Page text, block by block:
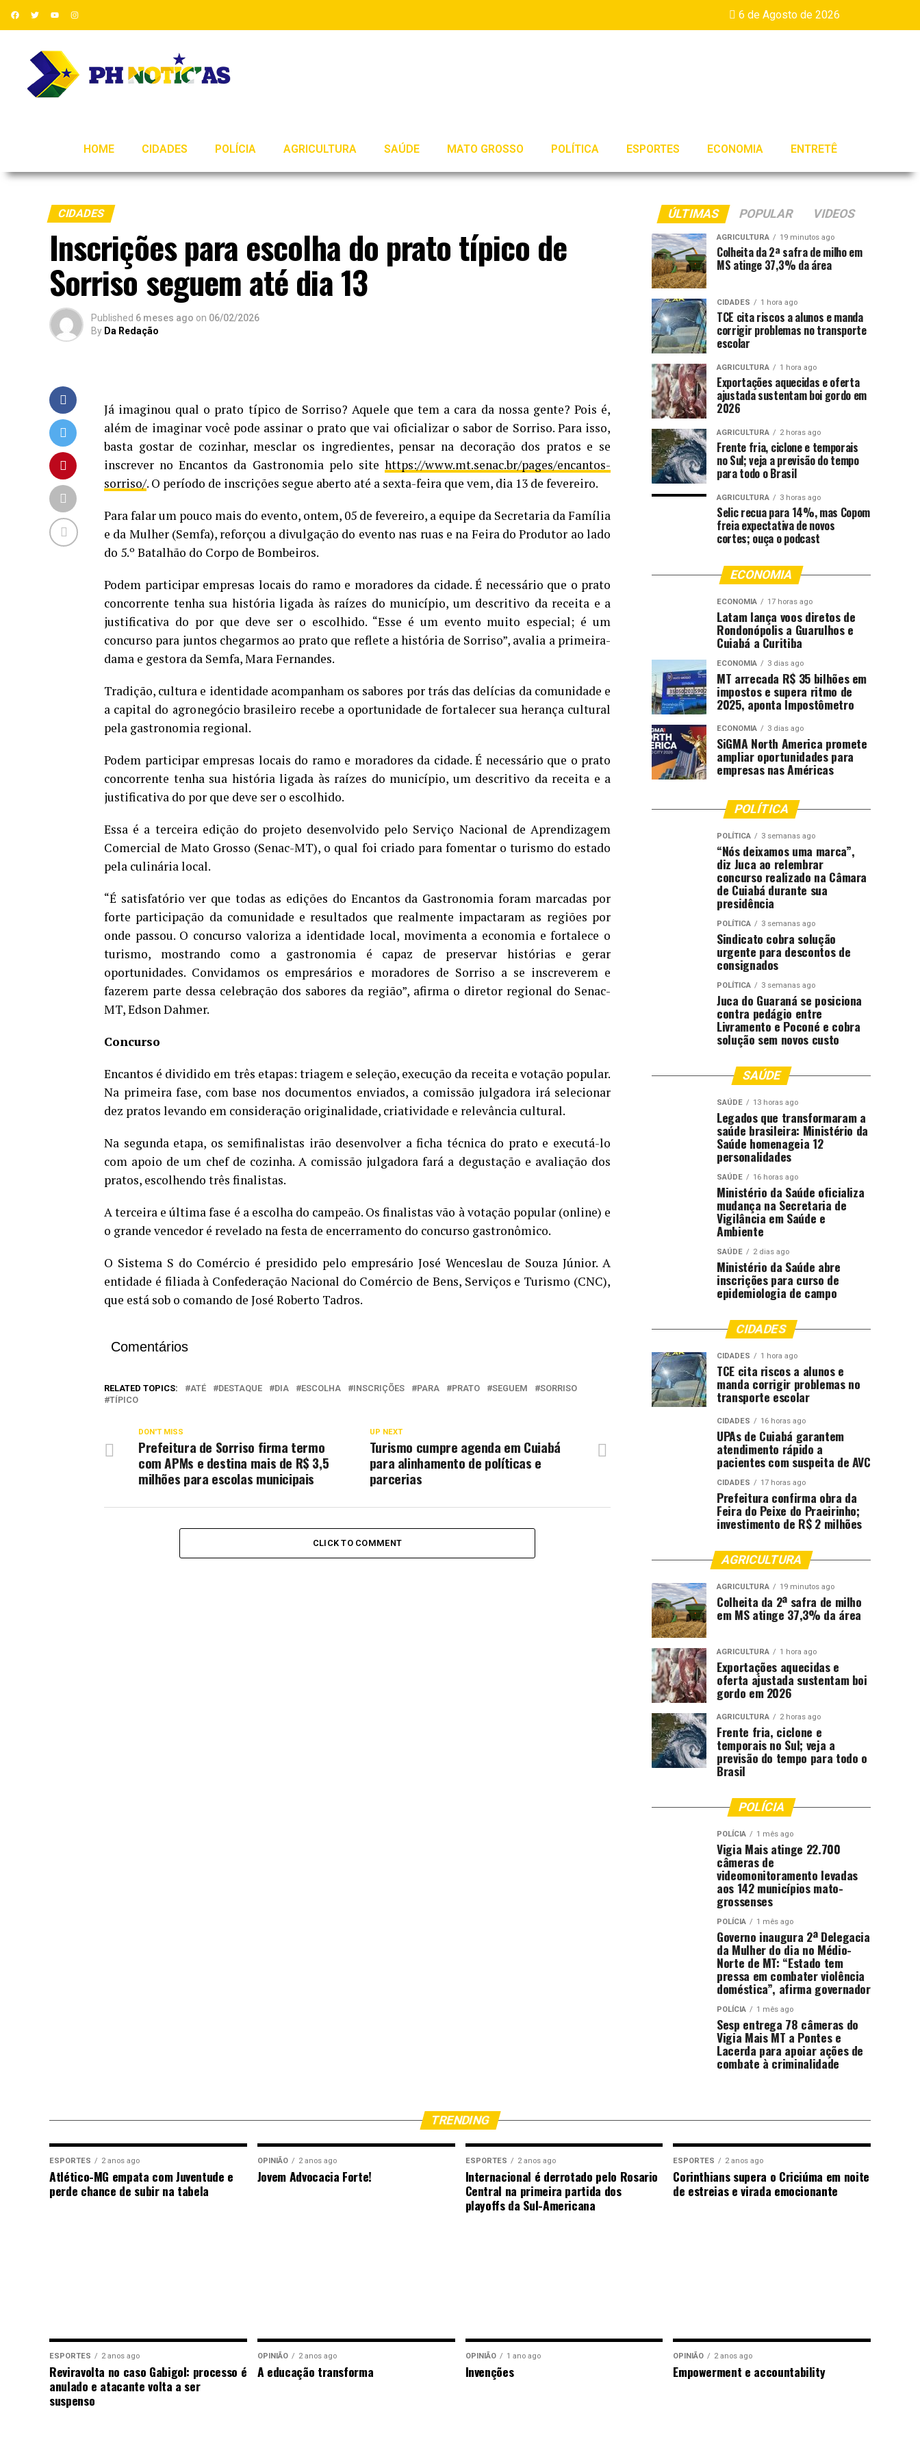
6 de Agosto de 2026
HOME CIDADES POLÍCIA AGRICULTURA SAÚDE MATO GROSSO POLÍTICA ESPORTES ECONOMIA ENTRETÊ
CIDADES
Inscrições para escolha do prato típico de
Sorriso seguem até dia 13
Published 6 meses ago on 06/02/2026
By Da Redação
Já imaginou qual o prato típico de Sorriso? Aquele que tem a cara da nossa gente? Pois é,
além de imaginar você pode assinar o prato que vai oficializar o sabor de Sorriso. Para isso,
basta gostar de cozinhar, mesclar os ingredientes, pensar na decoração dos pratos e se
inscrever no Encantos da Gastronomia pelo site https://www.mt.senac.br/pages/encantos-
sorriso/. O período de inscrições segue aberto até a sexta-feira que vem, dia 13 de fevereiro.
Para falar um pouco mais do evento, ontem, 05 de fevereiro, a equipe da Secretaria da Família
e da Mulher (Semfa), reforçou a divulgação do evento nas ruas e na Feira do Produtor ao lado
do 5.º Batalhão do Corpo de Bombeiros.
Podem participar empresas locais do ramo e moradores da cidade. É necessário que o prato
concorrente tenha sua história ligada às raízes do município, um descritivo da receita e a
justificativa do por que deve ser o escolhido. “Esse é um evento muito especial; é um
concurso para juntos chegarmos ao prato que reflete a história de Sorriso”, avalia a primeira-
dama e gestora da Semfa, Mara Fernandes.
Tradição, cultura e identidade acompanham os sabores por trás das delícias da comunidade e
a capital do agronegócio brasileiro recebe a oportunidade de fortalecer sua herança cultural
pela gastronomia regional.
Podem participar empresas locais do ramo e moradores da cidade. É necessário que o prato
concorrente tenha sua história ligada às raízes do município, um descritivo da receita e a
justificativa do por que deve ser o escolhido.
Essa é a terceira edição do projeto desenvolvido pelo Serviço Nacional de Aprendizagem
Comercial de Mato Grosso (Senac-MT), o qual foi criado para fomentar o turismo do estado
pela culinária local.
“É satisfatório ver que todas as edições do Encantos da Gastronomia foram marcadas por
forte participação da comunidade e resultados que realmente impactaram as regiões por
onde passou. O concurso valoriza a identidade local, movimenta a economia e fortalece o
turismo, mostrando como a gastronomia é capaz de preservar histórias e gerar
oportunidades. Convidamos os empresários e moradores de Sorriso a se inscreverem e
fazerem parte dessa celebração dos sabores da região”, afirma o diretor regional do Senac-
MT, Edson Dahmer.
Concurso
Encantos é dividido em três etapas: triagem e seleção, execução da receita e votação popular.
Na primeira fase, com base nos documentos enviados, a comissão julgadora irá selecionar
dez pratos levando em consideração originalidade, criatividade e relevância cultural.
Na segunda etapa, os semifinalistas irão desenvolver a ficha técnica do prato e executá-lo
com apoio de um chef de cozinha. A comissão julgadora fará a degustação e avaliação dos
pratos, escolhendo três finalistas.
A terceira e última fase é a escolha do campeão. Os finalistas vão à votação popular (online) e
o grande vencedor é revelado na festa de encerramento do concurso gastronômico.
O Sistema S do Comércio é presidido pelo empresário José Wenceslau de Souza Júnior. A
entidade é filiada à Confederação Nacional do Comércio de Bens, Serviços e Turismo (CNC),
que está sob o comando de José Roberto Tadros.
Comentários
RELATED TOPICS: ATÉ DESTAQUE DIA ESCOLHA INSCRIÇÕES PARA PRATO SEGUEM
SORRISO
TÍPICO
UP NEXT
Turismo cumpre agenda em Cuiabá
para alinhamento de políticas e
parcerias
DON'T MISS
Prefeitura de Sorriso firma termo
com APMs e destina mais de R$ 3,5
milhões para escolas municipais
CLICK TO COMMENT
ÚLTIMAS POPULAR VIDEOS
AGRICULTURA 19 minutos ago
Colheita da 2ª safra de milho em
MS atinge 37,3% da área
CIDADES 1 hora ago
TCE cita riscos a alunos e manda
corrigir problemas no transporte
escolar
AGRICULTURA 1 hora ago
Exportações aquecidas e oferta
ajustada sustentam boi gordo em
2026
AGRICULTURA 2 horas ago
Frente fria, ciclone e temporais
no Sul; veja a previsão do tempo
para todo o Brasil
AGRICULTURA 3 horas ago
Selic recua para 14%, mas Copom
freia expectativa de novos
cortes; ouça o podcast
ECONOMIA
ECONOMIA 17 horas ago
Latam lança voos diretos de
Rondonópolis a Guarulhos e
Cuiabá a Curitiba
ECONOMIA 3 dias ago
MT arrecada R$ 35 bilhões em
impostos e supera ritmo de
2025, aponta Impostômetro
ECONOMIA 3 dias ago
SiGMA North America promete
ampliar oportunidades para
empresas nas Américas
POLÍTICA
POLÍTICA 3 semanas ago
“Nós deixamos uma marca”,
diz Juca ao relembrar
concurso realizado na Câmara
de Cuiabá durante sua
presidência
POLÍTICA 3 semanas ago
Sindicato cobra solução
urgente para descontos de
consignados
POLÍTICA 3 semanas ago
Juca do Guaraná se posiciona
contra pedágio entre
Livramento e Poconé e cobra
solução sem novos custo
SAÚDE
SAÚDE 13 horas ago
Legados que transformaram a
saúde brasileira: Ministério da
Saúde homenageia 12
personalidades
SAÚDE 16 horas ago
Ministério da Saúde oficializa
mudança na Secretaria de
Vigilância em Saúde e
Ambiente
SAÚDE 2 dias ago
Ministério da Saúde abre
inscrições para curso de
epidemiologia de campo
CIDADES
CIDADES 1 hora ago
TCE cita riscos a alunos e
manda corrigir problemas no
transporte escolar
CIDADES 16 horas ago
UPAs de Cuiabá garantem
atendimento rápido a
pacientes com suspeita de AVC
CIDADES 17 horas ago
Prefeitura confirma obra da
Feira do Peixe do Praeirinho;
investimento de R$ 2 milhões
AGRICULTURA
AGRICULTURA 19 minutos ago
Colheita da 2ª safra de milho
em MS atinge 37,3% da área
AGRICULTURA 1 hora ago
Exportações aquecidas e
oferta ajustada sustentam boi
gordo em 2026
AGRICULTURA 2 horas ago
Frente fria, ciclone e
temporais no Sul; veja a
previsão do tempo para todo o
Brasil
POLÍCIA
POLÍCIA 1 mês ago
Vigia Mais atinge 22.700
câmeras de
videomonitoramento levadas
aos 142 municípios mato-
grossenses
POLÍCIA 1 mês ago
Governo inaugura 2ª Delegacia
da Mulher do dia no Médio-
Norte de MT: “Estado tem
pressa em combater violência
doméstica”, afirma governador
POLÍCIA 1 mês ago
Sesp entrega 78 câmeras do
Vigia Mais MT a Pontes e
Lacerda para apoiar ações de
combate à criminalidade
TRENDING
ESPORTES 2 anos ago
Atlético-MG empata com Juventude e
perde chance de subir na tabela
OPINIÃO 2 anos ago
Jovem Advocacia Forte!
ESPORTES 2 anos ago
Internacional é derrotado pelo Rosario
Central na primeira partida dos
playoffs da Sul-Americana
ESPORTES 2 anos ago
Corinthians supera o Criciúma em noite
de estreias e virada emocionante
ESPORTES 2 anos ago
Reviravolta no caso Gabigol: processo é
anulado e atacante volta a ser
suspenso
OPINIÃO 2 anos ago
A educação transforma
OPINIÃO 1 ano ago
Invenções
OPINIÃO 2 anos ago
Empowerment e accountability